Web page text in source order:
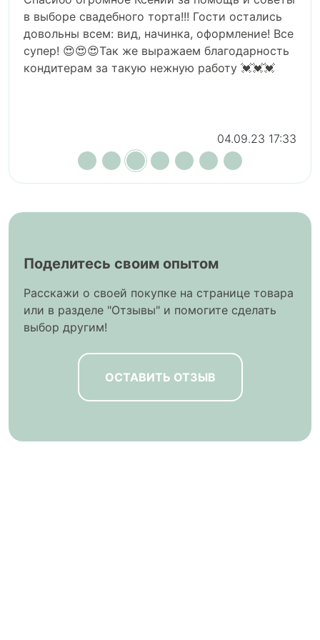
пирожных 5 видов, один из них безе.
Собственно из за этих безе и нравится.
Пожалуйста, продавайте их тоже отдельно от
набора. Я бы с удовольствием их покупала
04.09.23 17:32
Поделитесь своим опытом
Расскажи о своей покупке на странице товара
или в разделе "Отзывы" и помогите сделать
выбор другим!
ОСТАВИТЬ ОТЗЫВ